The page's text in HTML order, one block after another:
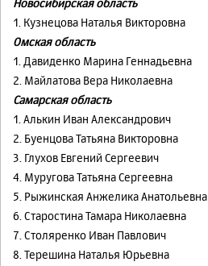
Новосибирская область
1. Кузнецова Наталья Викторовна
Омская область
1. Давиденко Марина Геннадьевна
2. Майлатова Вера Николаевна
Самарская область
1. Алькин Иван Александрович
2. Буенцова Татьяна Викторовна
3. Глухов Евгений Сергеевич
4. Муругова Татьяна Сергеевна
5. Рыжинская Анжелика Анатольевна
6. Старостина Тамара Николаевна
7. Столяренко Иван Павлович
8. Терешина Наталья Юрьевна